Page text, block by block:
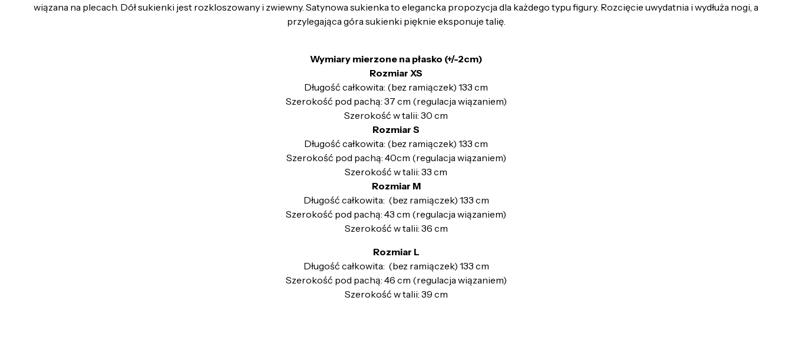
wiązana na plecach. Dół sukienki jest rozkloszowany i zwiewny. Satynowa sukienka to elegancka propozycja dla każdego typu figury. Rozcięcie uwydatnia i wydłuża nogi, a
przylegająca góra sukienki pięknie eksponuje talię.
Wymiary mierzone na płasko (+/-2cm)
Rozmiar XS
Długość całkowita: (bez ramiączek) 133 cm
Szerokość pod pachą: 37 cm (regulacja wiązaniem)
Szerokość w talii: 30 cm
Rozmiar S
Długość całkowita: (bez ramiączek) 133 cm
Szerokość pod pachą: 40cm (regulacja wiązaniem)
Szerokość w talii: 33 cm
Rozmiar M
Długość całkowita: (bez ramiączek) 133 cm
Szerokość pod pachą: 43 cm (regulacja wiązaniem)
Szerokość w talii: 36 cm
Rozmiar L
Długość całkowita: (bez ramiączek) 133 cm
Szerokość pod pachą: 46 cm (regulacja wiązaniem)
Szerokość w talii: 39 cm